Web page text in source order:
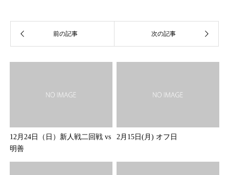
12月24日（日）新人戦二回戦 vs
明善
2月15日(月) オフ日